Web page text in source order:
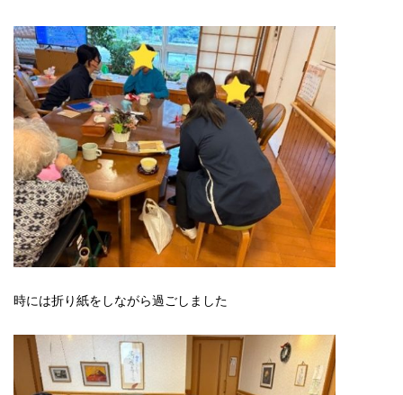
時には折り紙をしながら過ごしました